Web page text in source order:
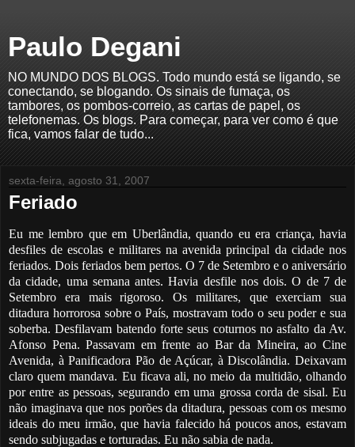
Paulo Degani
NO MUNDO DOS BLOGS. Todo mundo está se ligando, se
conectando, se blogando. Os sinais de fumaça, os
tambores, os pombos-correio, as cartas de papel, os
telefonemas. Os blogs. Para começar, para ver como é que
fica, vamos falar de tudo...
sexta-feira, agosto 31, 2007
Feriado
Eu me lembro que em Uberlândia, quando eu era criança, havia
desfiles de escolas e militaresna avenida principal da cidade nos
feriados. Dois feriados bem pertos. O 7 de Setembro e o aniversário
da cidade, uma semana antes. Havia desfile nos dois. O de 7 de
Setembro era mais rigoroso. Os militares, que exerciam sua
ditadura horrorosa sobre oPaís, mostravam todo o seu poder e sua
soberba. Desfilavam batendo forte seus coturnos no asfalto da Av.
Afonso Pena. Passavam em frente ao Bar da Mineira, ao Cine
Avenida, à Panificadora Pão de Açúcar, à Discolândia. Deixavam
claro quem mandava. Eu ficava ali, no meio da multidão, olhando
por entre as pessoas, segurando em uma grossa corda de sisal. Eu
não imaginava que nos porões da ditadura, pessoas com os mesmo
ideais domeu irmão, que havia falecido há poucos anos, estavam
sendo subjugadas e torturadas. Eu não sabia de nada.